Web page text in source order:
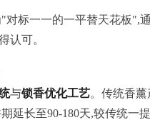
对标一一的一平替天花板",
认可。
与锁香优化工艺。传统香
延长至90-180天,较传统一提